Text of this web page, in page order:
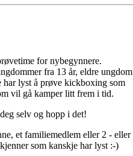
for nybegynnere.
fra 13 år, eldre ungdom
har lyst å prøve kickboxing som
vil gå kamper litt frem i tid.
selv og hopp i det!
et familiemedlem eller 2 - eller
som kanskje har lyst :-)